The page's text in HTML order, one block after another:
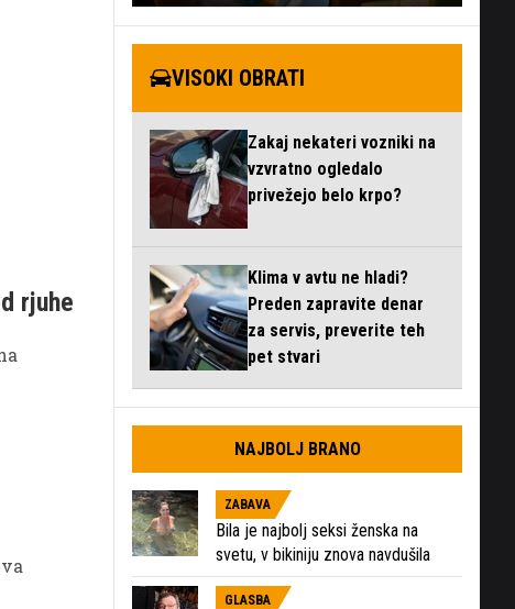
rjuhe
VISOKI OBRATI
Zakaj nekateri vozniki na
vzvratno ogledalo
privežejo belo krpo?
Klima v avtu ne hladi?
Preden zapravite denar
za servis, preverite teh
pet stvari
NAJBOLJ BRANO
ZABAVA
Bila je najbolj seksi ženska na
svetu, v bikiniju znova navdušila
GLASBA